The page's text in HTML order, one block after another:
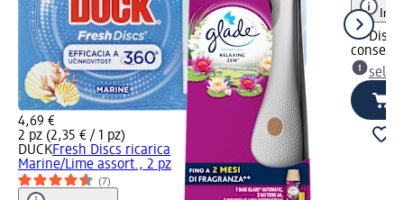
4,69 €
2 pz (2,35 € / 1 pz)
DUCKFresh Discs ricarica
Marine/Lime assort., 2 pz
(7)